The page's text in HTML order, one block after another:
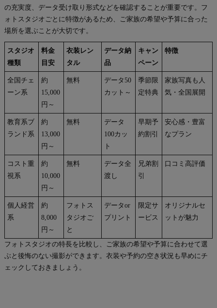
の充実度、データ受け取り形式などを確認することが重要です。フ
ォトスタジオごとに特徴があるため、ご家族の希望や予算に合った
場所を選ぶことが大切です。
スタジオ
種類
料金
目安
衣装レン
タル
データ納
品
キャン
ペーン
特徴
全国チェ
ーン系
約
15,000
円～
無料
データ50
カット～
季節限
定特典
家族写真も人
気・全国展開
教育系ブ
ランド系
約
13,000
円～
無料
データ
100カッ
ト
早期予
約割引
安心感・豊富
なプラン
コスト重
視系
約
10,000
円～
無料
データ全
渡し
兄弟割
引
口コミ高評価
個人経営
系
約
8,000
円～
フォトス
タジオご
と
データor
プリント
限定サ
ービス
オリジナルセ
ットが魅力
フォトスタジオの特長を比較し、ご家族の希望や予算に合わせて選
ぶと後悔のない撮影ができます。衣装や予約の空き状況も早めにチ
ェックしておきましょう。